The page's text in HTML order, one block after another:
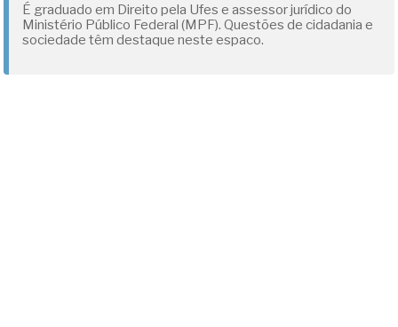
É graduado em Direito pela Ufes e assessor jurídico do
Ministério Público Federal (MPF). Questões de cidadania e
sociedade têm destaque neste espaco.